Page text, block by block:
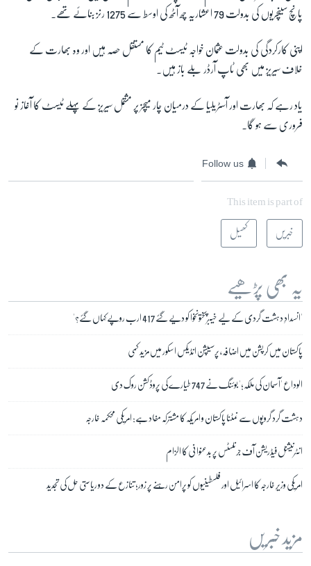
پانچ سینچریوں کی بدولت 79 اعشاریہ چھ آٹھ کی اوسط سے 1275 رنز بنائے تھے۔
اپنی کارکردگی کی بدولت عثمان خواجہ ٹیسٹ ٹیم کا مستقل حصہ ہیں اور وہ بھارت کے
خلاف سیریز میں بھی ٹاپ آرڈر بلے باز ہیں۔
یاد رہے کہ بھارت اور آسٹریلیا کے درمیان چار میچز پر مشتمل سیریز کے پہلے ٹیسٹ کا آغاز نو
فروری سے ہو گا۔
Follow us
This item is part of
خبریں کھیل
یہ بھی پڑھیے
'انسدادِ دہشت گردی کے لیے خیبرپختونخوا کو دیے گئے 417 ارب روپے کہاں گئے؟'
پاکستان میں کرپشن میں اضافہ، پرسیپشن انڈیکس اسکور میں مزید کمی
الوداع 'آسمان کی ملکہ؛' بوئنگ نے 747 طیارے کی پروڈکشن روک دی
دہشت گرد گروپوں سے نمٹنا پاکستان و امریکہ کا مشترکہ مفاد ہے: امریکی محکمہ خارجہ
انٹرنیشنل فیڈریشن آف جرنلسٹس پر بدعنوانی کا الزام
امریکی وزیرِ خارجہ کا اسرائیل اور فلسطینیوں کو پرامن رہنے پر زور؛ تنازع کے دو ریاستی حل کی تجدید
مزید خبریں